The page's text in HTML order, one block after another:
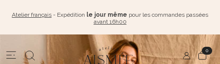
Atelier français - Expédition le jour même pour les commandes passées
avant 16h00
0